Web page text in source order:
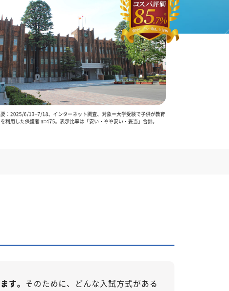
：2025/6/13–7/18、インターネット調査、対象＝大学受験で子供が教育
利用した保護者 n=475。表示比率は「安い・やや安い・妥当」合計。
す。 そのために、どんな入試方式がある